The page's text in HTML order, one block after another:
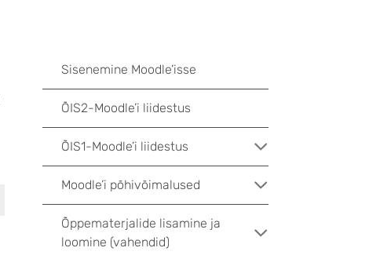
Sisenemine Moodle’isse
ÕIS2-Moodle’i liidestus
ÕIS1-Moodle’i liidestus
Moodle’i põhivõimalused
Õppematerjalide lisamine ja
loomine (vahendid)